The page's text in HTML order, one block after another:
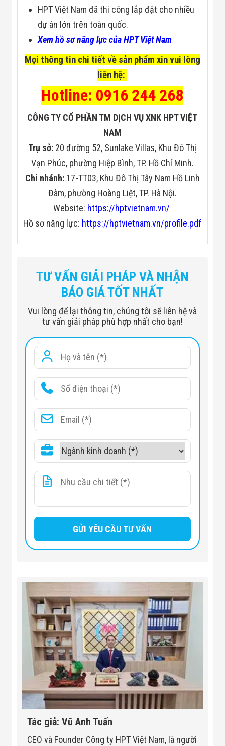
HPT Việt Nam đã thi công lắp đặt cho nhiều
dự án lớn trên toàn quốc.
Xem hồ sơ năng lực của HPT Việt Nam
Mọi thông tin chi tiết về sản phẩm xin vui lòng
liên hệ:
Hotline: 0916 244 268
CÔNG TY CỔ PHẦN TM DỊCH VỤ XNK HPT VIỆT
NAM
Trụ sở: 20 đường 52, Sunlake Villas, Khu Đô Thị
Vạn Phúc, phường Hiệp Bình, TP. Hồ Chí Minh.
Chi nhánh:17-TT03, Khu Đô Thị Tây Nam Hồ Linh
Đàm, phường Hoàng Liệt, TP. Hà Nội.
Website: https://hptvietnam.vn/
Hồ sơ năng lực: https://hptvietnam.vn/profile.pdf
TƯ VẤN GIẢI PHÁP VÀ NHẬN
BÁO GIÁ TỐT NHẤT
Vui lòng để lại thông tin, chúng tôi sẽ liên hệ và
tư vấn giải pháp phù hợp nhất cho bạn!
Tác giả: Vũ Anh Tuấn
CEO và Founder Công ty HPT Việt Nam, là người